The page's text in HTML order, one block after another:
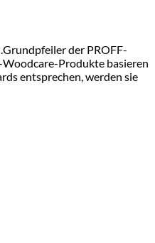
der PROFF-
Produkte basieren
entsprechen, werden sie